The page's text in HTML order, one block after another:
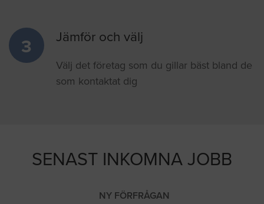
3 Jämför och välj
Välj det företag som du gillar bäst bland de
som kontaktat dig
SENAST INKOMNA JOBB
NY FÖRFRÅGAN